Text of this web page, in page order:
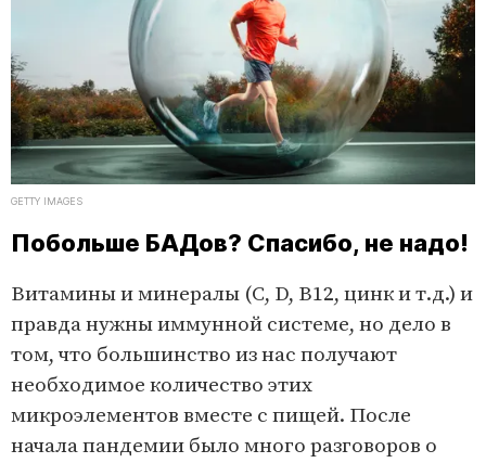
GETTY IMAGES
Побольше БАДов? Спасибо, не надо!
Витамины и минералы (C, D, B12, цинк и т.д.) и
правда нужны иммунной системе, но дело в
том, что большинство из нас получают
необходимое количество этих
микроэлементов вместе с пищей. После
начала пандемии было много разговоров о